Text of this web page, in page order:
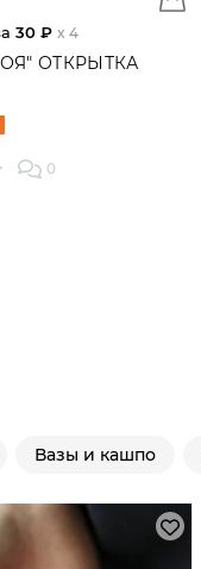
30 ₽ x 4
ОТКРЫТКА
0
Вазы и кашпо